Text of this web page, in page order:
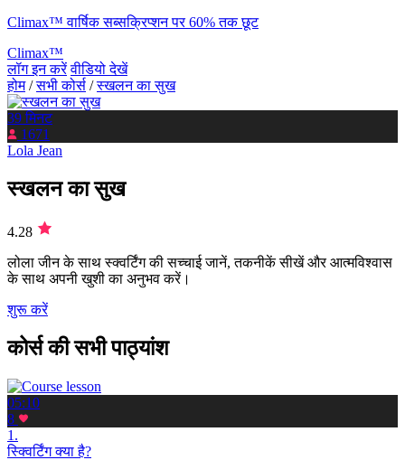
Climax™ वार्षिक सब्सक्रिप्शन पर 60% तक छूट
Climax™
लॉग इन करें वीडियो देखें
होम / सभी कोर्स / स्खलन का सुख
39 मिनट
1671
Lola Jean
स्खलन का सुख
4.28
लोला जीन के साथ स्क्वर्टिंग की सच्चाई जानें, तकनीकें सीखें और आत्मविश्वास
के साथ अपनी खुशी का अनुभव करें।
शुरू करें
कोर्स की सभी पाठ्यांश
05:10
8
1.
स्क्विर्टिंग क्या है?